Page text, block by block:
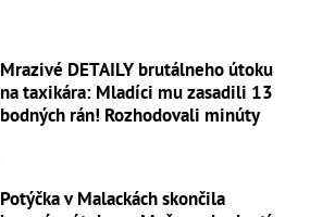
Mrazivé DETAILY brutálneho útoku
na taxikára: Mladíci mu zasadili 13
bodných rán! Rozhodovali minúty
Potýčka v Malackách skončila